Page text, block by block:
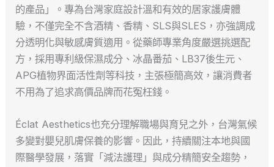
的產品」。專為台灣家庭設計溫和有效的居家護膚體
驗，不僅完全不含酒精、香精、SLS與SLES，亦強調成
分透明化與敏感膚質適用。從藥師專業角度嚴選挑選配
方，採用專利級保濕成分、冰晶番茄、LB37後生元、
APG植物界面活性劑等科技，主張極簡高效，讓消費者
不用為了追求高價品牌而花冤枉錢。
Éclat Aesthetics也充分理解職場與育兒之外，台灣氣候
多變對嬰兒肌膚保養的影響。因此，持續關注本地與國
際醫學發展，落實「減法護理」與成分精簡安全趨勢，